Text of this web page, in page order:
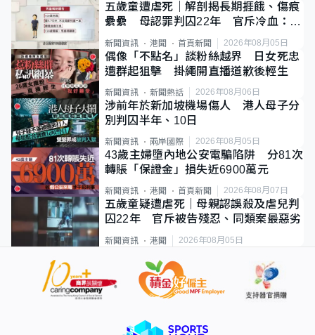
五歲童遭虐死｜解剖揭長期捱餓、傷痕
纍纍 母認罪判囚22年 官斥冷血：同
類案最惡劣
新聞資訊 港聞 首頁新聞 2026年08月05日
偶像「不點名」談粉絲越界 日女死忠
遭群起狙擊 掛繩開直播道歉後輕生
新聞資訊 新聞熱話 2026年08月06日
涉前年於新加坡機場傷人 港人母子分
別判囚半年、10日
新聞資訊 兩岸國際 2026年08月05日
43歲主婦墮內地公安電騙陷阱 分81次
轉賬「保證金」損失近6900萬元
新聞資訊 港聞 首頁新聞 2026年08月07日
五歲童疑遭虐死｜母親認誤殺及虐兒判
囚22年 官斥被告殘忍、同類案最惡劣
新聞資訊 港聞 2026年08月05日